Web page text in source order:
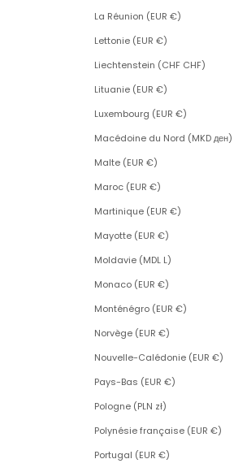
La Réunion (EUR €)
Lettonie (EUR €)
Liechtenstein (CHF CHF)
Lituanie (EUR €)
Luxembourg (EUR €)
Macédoine du Nord (MKD ден)
Malte (EUR €)
Maroc (EUR €)
Martinique (EUR €)
Mayotte (EUR €)
Moldavie (MDL L)
Monaco (EUR €)
Monténégro (EUR €)
Norvège (EUR €)
Nouvelle-Calédonie (EUR €)
Pays-Bas (EUR €)
Pologne (PLN zł)
Polynésie française (EUR €)
Portugal (EUR €)